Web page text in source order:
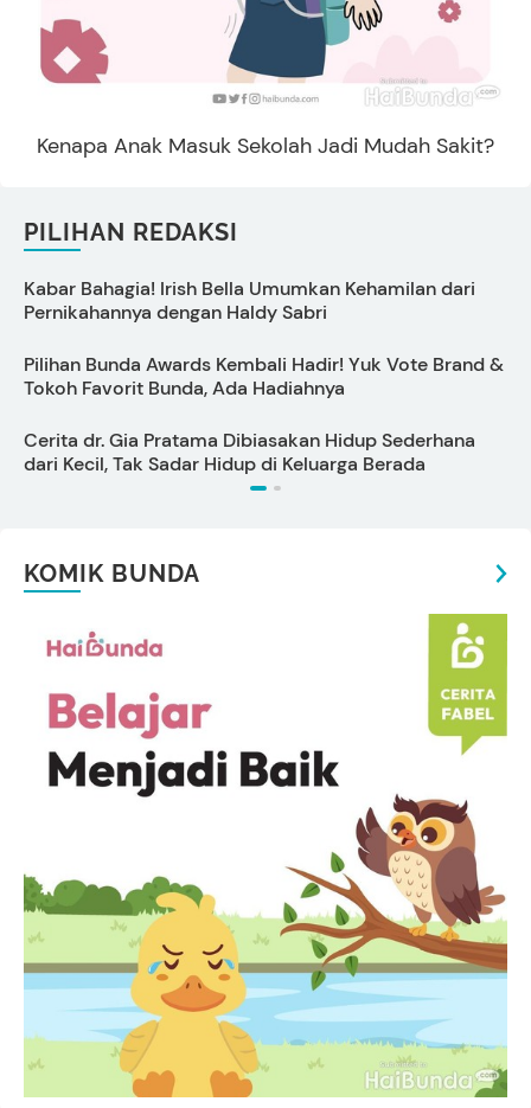
Kenapa Anak Masuk Sekolah Jadi Mudah Sakit?
PILIHAN REDAKSI
Kabar Bahagia! Irish Bella Umumkan Kehamilan dari
Pernikahannya dengan Haldy Sabri
Pilihan Bunda Awards Kembali Hadir! Yuk Vote Brand &
Tokoh Favorit Bunda, Ada Hadiahnya
Cerita dr. Gia Pratama Dibiasakan Hidup Sederhana
dari Kecil, Tak Sadar Hidup di Keluarga Berada
KOMIK BUNDA